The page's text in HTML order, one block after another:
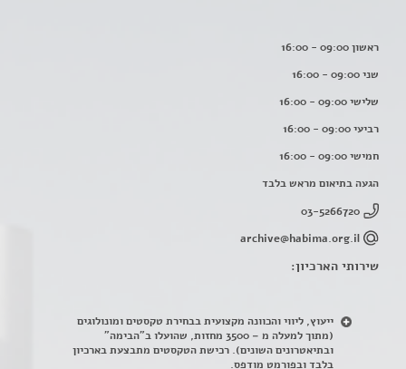
ראשון 09:00 - 16:00
שני 09:00 - 16:00
שלישי 09:00 - 16:00
רביעי 09:00 - 16:00
חמישי 09:00 - 16:00
הגעה בתיאום מראש בלבד
03-5266720
archive@habima.org.il
שירותי הארכיון:
ייעוץ, ליווי והכוונה מקצועית בבחירת טקסטים ומונולוגים
(מתוך למעלה מ – 3500 מחזות, שהועלו ב"הבימה"
ובתיאטרונים השונים). רכישת הטקסטים מתבצעת בארכיון
בלבד ובפורמט מודפס.